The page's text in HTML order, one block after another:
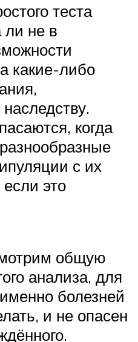
теста
ли не в
какие-либо
когда
с их
это
общую
анализа, для
болезней
и не опасен